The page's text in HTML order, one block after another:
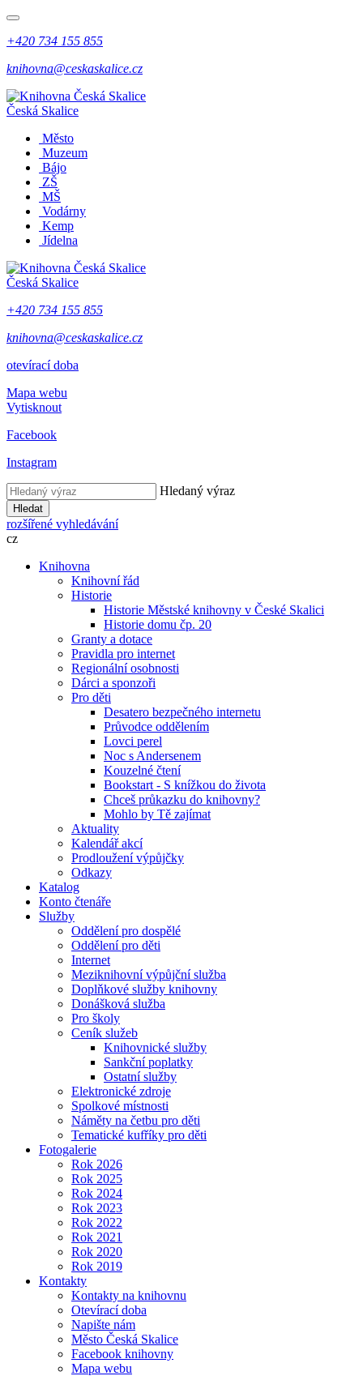
+420 734 155 855
knihovna@ceskaskalice.cz
Česká Skalice
Město
Muzeum
Bájo
ZŠ
MŠ
Vodárny
Kemp
Jídelna
Česká Skalice
+420 734 155 855
knihovna@ceskaskalice.cz
otevírací doba
Mapa webu
Vytisknout
Facebook
Instagram
Hledaný výraz
Hledat
rozšířené vyhledávání
cz
Knihovna
Knihovní řád
Historie
Historie Městské knihovny v České Skalici
Historie domu čp. 20
Granty a dotace
Pravidla pro internet
Regionální osobnosti
Dárci a sponzoři
Pro děti
Desatero bezpečného internetu
Průvodce oddělením
Lovci perel
Noc s Andersenem
Kouzelné čtení
Bookstart - S knížkou do života
Chceš průkazku do knihovny?
Mohlo by Tě zajímat
Aktuality
Kalendář akcí
Prodloužení výpůjčky
Odkazy
Katalog
Konto čtenáře
Služby
Oddělení pro dospělé
Oddělení pro děti
Internet
Meziknihovní výpůjční služba
Doplňkové služby knihovny
Donášková služba
Pro školy
Ceník služeb
Knihovnické služby
Sankční poplatky
Ostatní služby
Elektronické zdroje
Spolkové místnosti
Náměty na četbu pro děti
Tematické kufříky pro děti
Fotogalerie
Rok 2026
Rok 2025
Rok 2024
Rok 2023
Rok 2022
Rok 2021
Rok 2020
Rok 2019
Kontakty
Kontakty na knihovnu
Otevírací doba
Napište nám
Město Česká Skalice
Facebook knihovny
Mapa webu